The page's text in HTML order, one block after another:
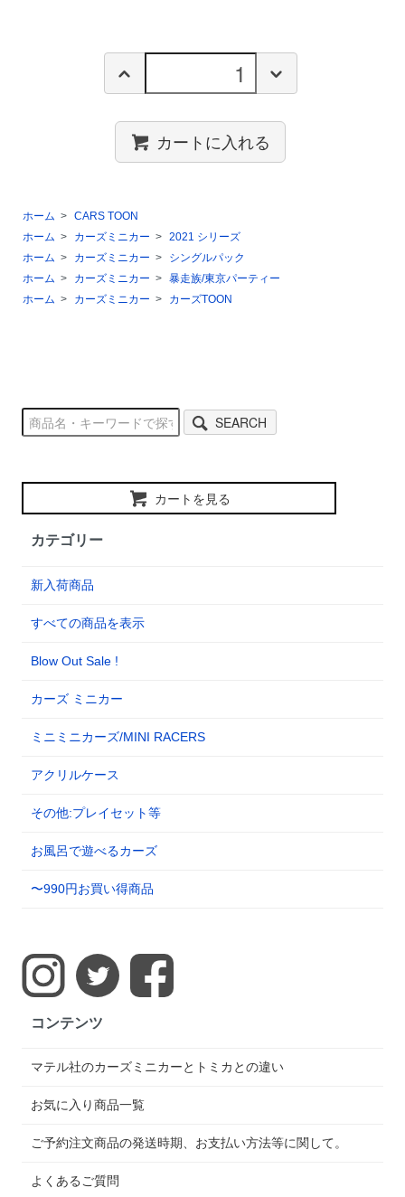
カートに入れる
ホーム > CARS TOON
ホーム > カーズミニカー > 2021 シリーズ
ホーム > カーズミニカー >
シングルパック
ホーム > カーズミニカー > 暴走族/東京パーティー
ホーム > カーズミニカー > カーズTOON
SEARCH
カートを見る
カテゴリー
新入荷商品
すべての商品を表示
Blow Out Sale !
カーズ ミニカー
ミニミニカーズ/MINI RACERS
アクリルケース
その他:プレイセット等
お風呂で遊べるカーズ
〜990円お買い得商品
コンテンツ
マテル社のカーズミニカーとトミカとの違い
お気に入り商品一覧
ご予約注文商品の発送時期、お支払い方法等に関して。
よくあるご質問